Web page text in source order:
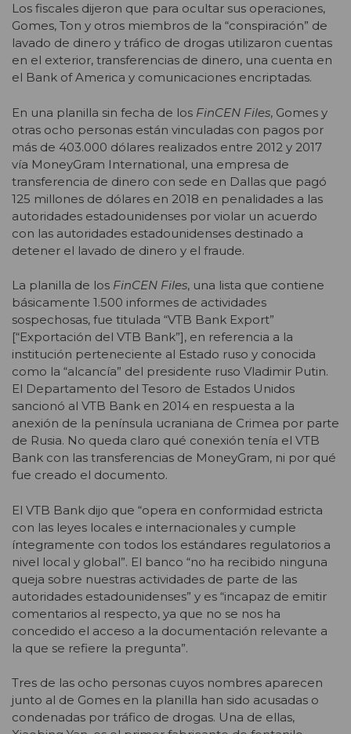
Los fiscales dijeron que para ocultar sus operaciones,
Gomes, Ton y otros miembros de la “conspiración” de
lavado de dinero y tráfico de drogas utilizaron cuentas
en el exterior, transferencias de dinero, una cuenta en
el Bank of America y comunicaciones encriptadas.
En una planilla sin fecha de los FinCEN Files, Gomes y
otras ocho personas están vinculadas con pagos por
más de 403.000 dólares realizados entre 2012 y 2017
vía MoneyGram International, una empresa de
transferencia de dinero con sede en Dallas que pagó
125 millones de dólares en 2018 en penalidades a las
autoridades estadounidenses por violar un acuerdo
con las autoridades estadounidenses destinado a
detener el lavado de dinero y el fraude.
La planilla de los FinCEN Files, una lista que contiene
básicamente 1.500 informes de actividades
sospechosas, fue titulada “VTB Bank Export”
[“Exportación del VTB Bank”], en referencia a la
institución perteneciente al Estado ruso y conocida
como la “alcancía” del presidente ruso Vladimir Putin.
El Departamento del Tesoro de Estados Unidos
sancionó al VTB Bank en 2014 en respuesta a la
anexión de la península ucraniana de Crimea por parte
de Rusia. No queda claro qué conexión tenía el VTB
Bank con las transferencias de MoneyGram, ni por qué
fue creado el documento.
El VTB Bank dijo que “opera en conformidad estricta
con las leyes locales e internacionales y cumple
íntegramente con todos los estándares regulatorios a
nivel local y global”. El banco “no ha recibido ninguna
queja sobre nuestras actividades de parte de las
autoridades estadounidenses” y es “incapaz de emitir
comentarios al respecto, ya que no se nos ha
concedido el acceso a la documentación relevante a
la que se refiere la pregunta”.
Tres de las ocho personas cuyos nombres aparecen
junto al de Gomes en la planilla han sido acusadas o
condenadas por tráfico de drogas. Una de ellas,